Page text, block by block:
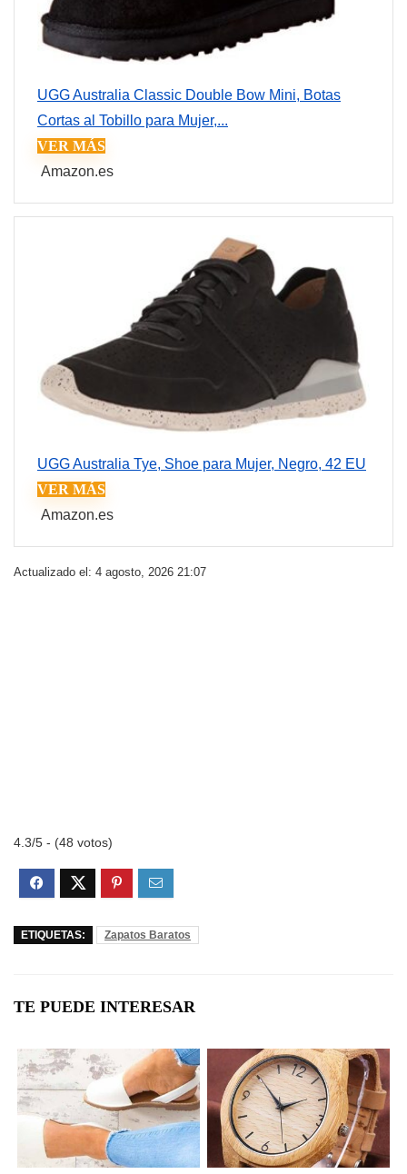
UGG Australia Classic Double Bow Mini, Botas
Cortas al Tobillo para Mujer,...
VER MÁS
Amazon.es
UGG Australia Tye, Shoe para Mujer, Negro, 42 EU
VER MÁS
Amazon.es
Actualizado el: 4 agosto, 2026 21:07
4.3/5 - (48 votos)
ETIQUETAS: Zapatos Baratos
TE PUEDE INTERESAR